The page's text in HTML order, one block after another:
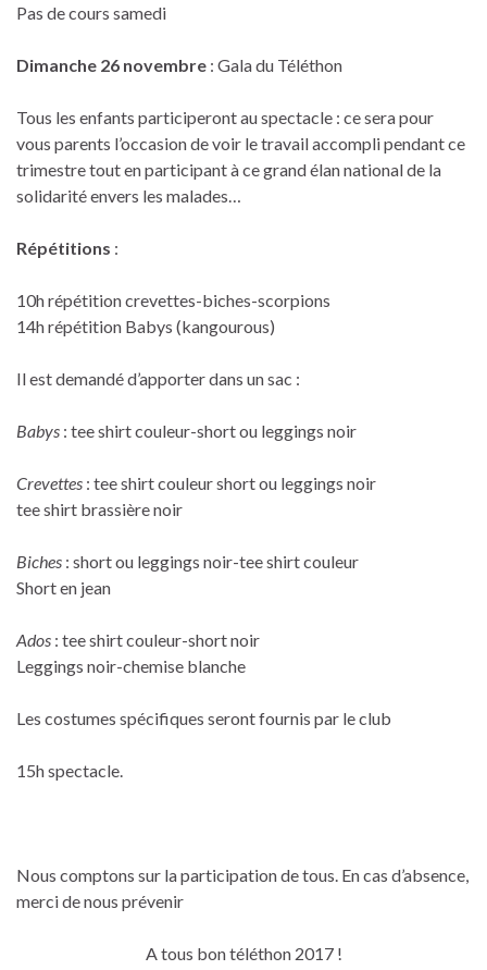
Pas de cours samedi
Dimanche 26 novembre : Gala du Téléthon
Tous les enfants participeront au spectacle : ce sera pour
vous parents l’occasion de voir le travail accompli pendant ce
trimestre tout en participant à ce grand élan national de la
solidarité envers les malades…
Répétitions :
10h répétition crevettes-biches-scorpions
14h répétition Babys (kangourous)
Il est demandé d’apporter dans un sac :
Babys : tee shirt couleur-short ou leggings noir
Crevettes : tee shirt couleur short ou leggings noir
tee shirt brassière noir
Biches : short ou leggings noir-tee shirt couleur
Short en jean
Ados : tee shirt couleur-short noir
Leggings noir-chemise blanche
Les costumes spécifiques seront fournis par le club
15h spectacle.
Nous comptons sur la participation de tous. En cas d’absence,
merci de nous prévenir
A tous bon téléthon 2017 !